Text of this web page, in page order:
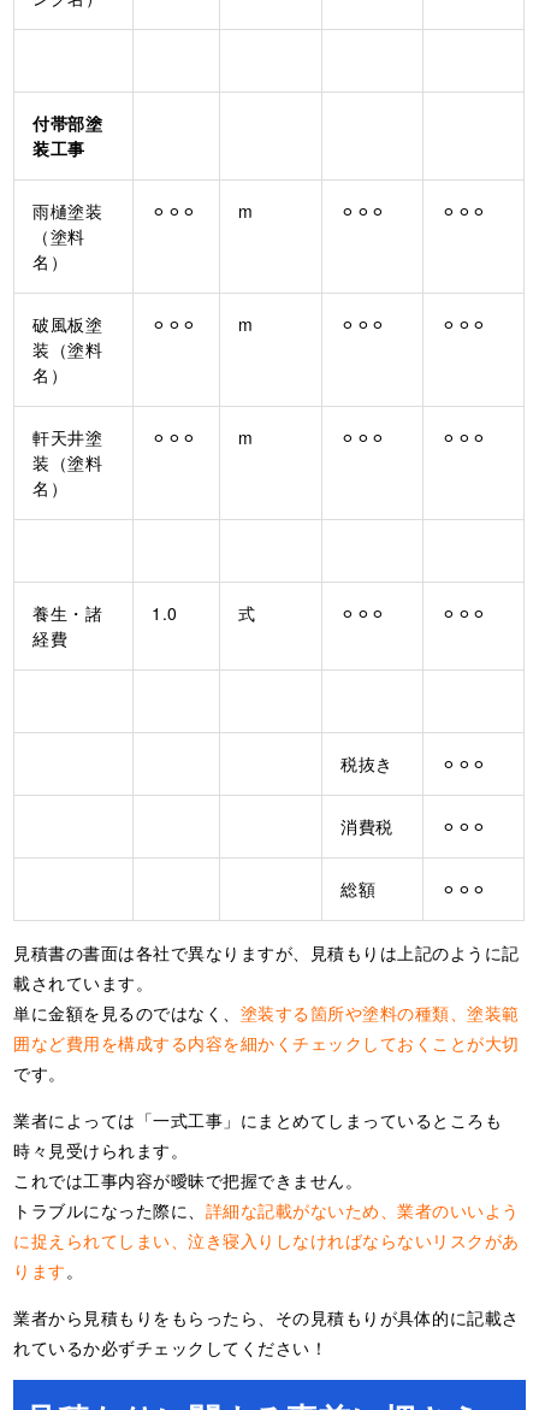
付帯部塗
装工事
雨樋塗装
（塗料
名）
⚪︎⚪︎⚪︎ m ⚪︎⚪︎⚪︎ ⚪︎⚪︎⚪︎
破風板塗
装（塗料
名）
⚪︎⚪︎⚪︎ m ⚪︎⚪︎⚪︎ ⚪︎⚪︎⚪︎
軒天井塗
装（塗料
名）
⚪︎⚪︎⚪︎ m ⚪︎⚪︎⚪︎ ⚪︎⚪︎⚪︎
養生・諸
経費
1.0 式 ⚪︎⚪︎⚪︎ ⚪︎⚪︎⚪︎
税抜き ⚪︎⚪︎⚪︎
消費税 ⚪︎⚪︎⚪︎
総額 ⚪︎⚪︎⚪︎
見積書の書面は各社で異なりますが、見積もりは上記のように記
載されています。
単に金額を見るのではなく、 塗装する箇所や塗料の種類、塗装範
囲など費用を構成する内容を細かくチェックしておくことが大切
です。
業者によっては「一式工事」にまとめてしまっているところも
時々見受けられます。
これでは工事内容が曖昧で把握できません。
トラブルになった際に、 詳細な記載がないため、業者のいいよう
に捉えられてしまい、泣き寝入りしなければならないリスクがあ
ります 。
業者から見積もりをもらったら、その見積もりが具体的に記載さ
れているか必ずチェックしてください！